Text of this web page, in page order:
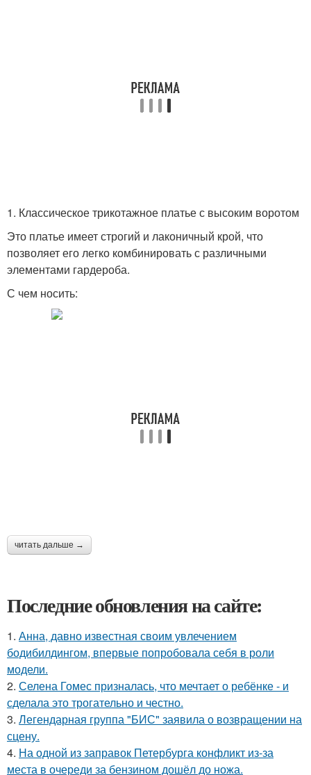
1. Классическое трикотажное платье с высоким воротом
Это платье имеет строгий и лаконичный крой, что
позволяет его легко комбинировать с различными
элементами гардероба.
С чем носить:
читать дальше →
Последние обновления на сайте:
1. Анна, давно известная своим увлечением
бодибилдингом, впервые попробовала себя в роли
модели.
2. Селена Гомес призналась, что мечтает о ребёнке - и
сделала это трогательно и честно.
3. Легендарная группа "БИС" заявила о возвращении на
сцену.
4. На одной из заправок Петербурга конфликт из-за
места в очереди за бензином дошёл до ножа.